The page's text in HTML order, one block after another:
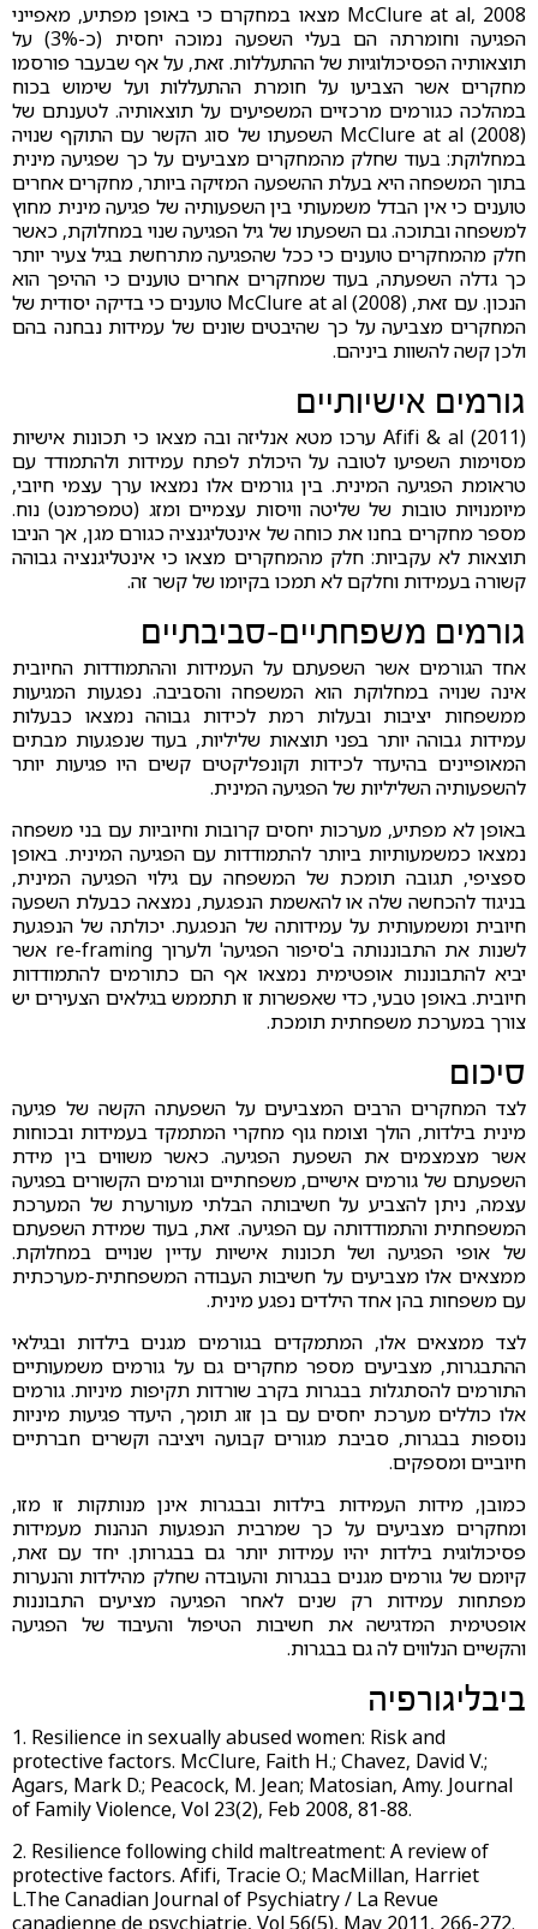
McClure at al, 2008 מצאו במחקרם כי באופן מפתיע, מאפייני
הפגיעה וחומרתה הם בעלי השפעה נמוכה יחסית (כ-3%) על
תוצאותיה הפסיכולוגיות של ההתעללות. זאת, על אף שבעבר פורסמו
מחקרים אשר הצביעו על חומרת ההתעללות ועל שימוש בכוח
במהלכה כגורמים מרכזיים המשפיעים על תוצאותיה. לטענתם של
McClure at al (2008) השפעתו של סוג הקשר עם התוקף שנויה
במחלוקת: בעוד שחלק מהמחקרים מצביעים על כך שפגיעה מינית
בתוך המשפחה היא בעלת ההשפעה המזיקה ביותר, מחקרים אחרים
טוענים כי אין הבדל משמעותי בין השפעותיה של פגיעה מינית מחוץ
למשפחה ובתוכה. גם השפעתו של גיל הפגיעה שנוי במחלוקת, כאשר
חלק מהמחקרים טוענים כי ככל שהפגיעה מתרחשת בגיל צעיר יותר
כך גדלה השפעתה, בעוד שמחקרים אחרים טוענים כי ההיפך הוא
הנכון. עם זאת, McClure at al (2008) טוענים כי בדיקה יסודית של
המחקרים מצביעה על כך שהיבטים שונים של עמידות נבחנה בהם
ולכן קשה להשוות ביניהם.
גורמים אישיותיים
Afifi & al (2011) ערכו מטא אנליזה ובה מצאו כי תכונות אישיות
מסוימות השפיעו לטובה על היכולת לפתח עמידות ולהתמודד עם
טראומת הפגיעה המינית. בין גורמים אלו נמצאו ערך עצמי חיובי,
מיומנויות טובות של שליטה וויסות עצמיים ומזג (טמפרמנט) נוח.
מספר מחקרים בחנו את כוחה של אינטליגנציה כגורם מגן, אך הניבו
תוצאות לא עקביות: חלק מהמחקרים מצאו כי אינטליגנציה גבוהה
קשורה בעמידות וחלקם לא תמכו בקיומו של קשר זה.
גורמים משפחתיים-סביבתיים
אחד הגורמים אשר השפעתם על העמידות וההתמודדות החיובית
אינה שנויה במחלוקת הוא המשפחה והסביבה. נפגעות המגיעות
ממשפחות יציבות ובעלות רמת לכידות גבוהה נמצאו כבעלות
עמידות גבוהה יותר בפני תוצאות שליליות, בעוד שנפגעות מבתים
המאופיינים בהיעדר לכידות וקונפליקטים קשים היו פגיעות יותר
להשפעותיה השליליות של הפגיעה המינית.
באופן לא מפתיע, מערכות יחסים קרובות וחיוביות עם בני משפחה
נמצאו כמשמעותיות ביותר להתמודדות עם הפגיעה המינית. באופן
ספציפי, תגובה תומכת של המשפחה עם גילוי הפגיעה המינית,
בניגוד להכחשה שלה או להאשמת הנפגעת, נמצאה כבעלת השפעה
חיובית ומשמעותית על עמידותה של הנפגעת. יכולתה של הנפגעת
לשנות את התבוננותה ב'סיפור הפגיעה' ולערוך re-framing אשר
יביא להתבוננות אופטימית נמצאו אף הם כתורמים להתמודדות
חיובית. באופן טבעי, כדי שאפשרות זו תתממש בגילאים הצעירים יש
צורך במערכת משפחתית תומכת.
סיכום
לצד המחקרים הרבים המצביעים על השפעתה הקשה של פגיעה
מינית בילדות, הולך וצומח גוף מחקרי המתמקד בעמידות ובכוחות
אשר מצמצמים את השפעת הפגיעה. כאשר משווים בין מידת
השפעתם של גורמים אישיים, משפחתיים וגורמים הקשורים בפגיעה
עצמה, ניתן להצביע על חשיבותה הבלתי מעורערת של המערכת
המשפחתית והתמודדותה עם הפגיעה. זאת, בעוד שמידת השפעתם
של אופי הפגיעה ושל תכונות אישיות עדיין שנויים במחלוקת.
ממצאים אלו מצביעים על חשיבות העבודה המשפחתית-מערכתית
עם משפחות בהן אחד הילדים נפגע מינית.
לצד ממצאים אלו, המתמקדים בגורמים מגנים בילדות ובגילאי
ההתבגרות, מצביעים מספר מחקרים גם על גורמים משמעותיים
התורמים להסתגלות בבגרות בקרב שורדות תקיפות מיניות. גורמים
אלו כוללים מערכת יחסים עם בן זוג תומך, היעדר פגיעות מיניות
נוספות בבגרות, סביבת מגורים קבועה ויציבה וקשרים חברתיים
חיוביים ומספקים.
כמובן, מידות העמידות בילדות ובבגרות אינן מנותקות זו מזו,
ומחקרים מצביעים על כך שמרבית הנפגעות הנהנות מעמידות
פסיכולוגית בילדות יהיו עמידות יותר גם בבגרותן. יחד עם זאת,
קיומם של גורמים מגנים בבגרות והעובדה שחלק מהילדות והנערות
מפתחות עמידות רק שנים לאחר הפגיעה מציעים התבוננות
אופטימית המדגישה את חשיבות הטיפול והעיבוד של הפגיעה
והקשיים הנלווים לה גם בבגרות.
ביבליגורפיה
1. Resilience in sexually abused women: Risk and
protective factors. McClure, Faith H.; Chavez, David V.;
Agars, Mark D.; Peacock, M. Jean; Matosian, Amy. Journal
of Family Violence, Vol 23(2), Feb 2008, 81-88.
2. Resilience following child maltreatment: A review of
protective factors. Afifi, Tracie O.; MacMillan, Harriet
L.The Canadian Journal of Psychiatry / La Revue
canadienne de psychiatrie, Vol 56(5), May 2011, 266-272.